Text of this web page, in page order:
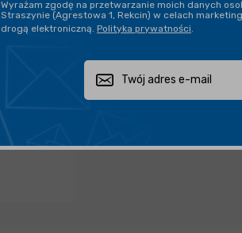
PROFESJONALNE
Wyrażam zgodę na przetwarzanie moich danych
Straszynie (Agrestowa 1, Rekcin) w celach
drogą elektroniczną. Polityka prywatności